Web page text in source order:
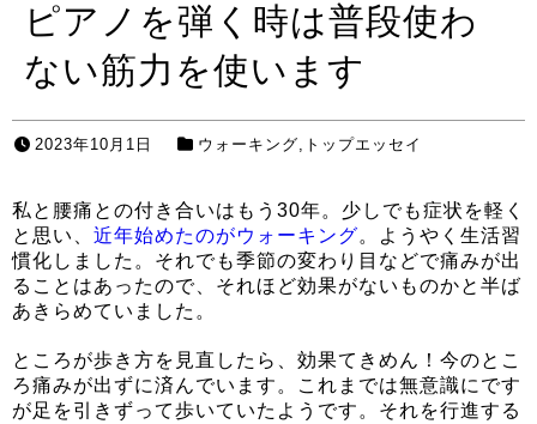
ピアノを弾く時は普段使わ
ない筋力を使います
2023年10月1日 ウォーキング, トップエッセイ
私と腰痛との付き合いはもう30年。少しでも症状を軽く
と思い、 近年始めたのがウォーキング。ようやく生活習
慣化しました。それでも季節の変わり目などで痛みが出
ることはあったので、それほど効果がないものかと半ば
あきらめていました。
ところが歩き方を見直したら、効果てきめん！今のとこ
ろ痛みが出ずに済んでいます。これまでは無意識にです
が足を引きずって歩いていたようです。それを行進する